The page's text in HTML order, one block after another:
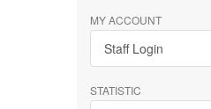
MY ACCOUNT
Staff Login
STATISTIC